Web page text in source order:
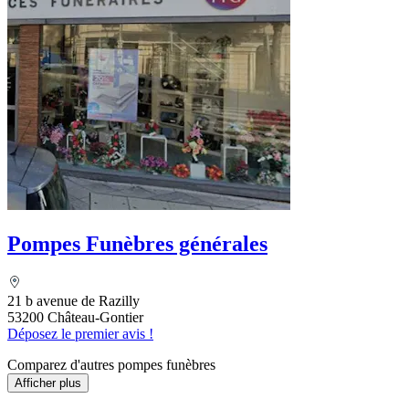
Pompes Funèbres générales
21 b avenue de Razilly
53200 Château-Gontier
Déposez le premier avis !
Comparez d'autres pompes funèbres
Afficher plus